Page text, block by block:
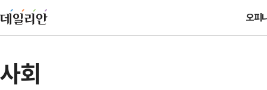
오피
사회